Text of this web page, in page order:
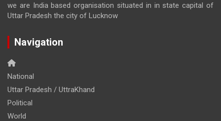
we are India based organisation situated in in state capital of
Uttar Pradesh the city of Lucknow
Navigation
National
Uttar Pradesh / UttraKhand
Political
World